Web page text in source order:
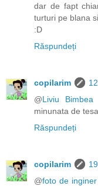
dar de fapt
turturi pe blana
:D
Răspundeți
copilarim
@Liviu Bimbea
minunata de
Răspundeți
copilarim
@foto de inginer